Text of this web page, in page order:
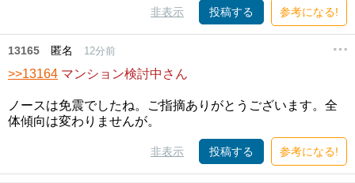
非表示 投稿する 参考になる!
13165 匿名 12分前
>>13164 マンション検討中さん
ノースは免震でしたね。ご指摘ありがとうございます。全
体傾向は変わりませんが。
非表示 投稿する 参考になる!